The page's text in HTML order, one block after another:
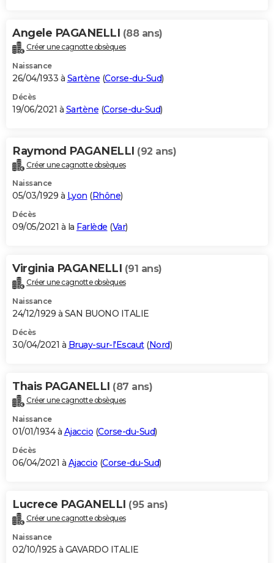
Angele PAGANELLI (88 ans)
Créer une cagnotte obsèques
Naissance
26/04/1933 à Sartène (Corse-du-Sud)
Décès
19/06/2021 à Sartène (Corse-du-Sud)
Raymond PAGANELLI (92 ans)
Créer une cagnotte obsèques
Naissance
05/03/1929 à Lyon (Rhône)
Décès
09/05/2021 à la Farlède (Var)
Virginia PAGANELLI (91 ans)
Créer une cagnotte obsèques
Naissance
24/12/1929 à SAN BUONO ITALIE
Décès
30/04/2021 à Bruay-sur-l'Escaut(Nord)
Thais PAGANELLI (87 ans)
Créer une cagnotte obsèques
Naissance
01/01/1934 à Ajaccio (Corse-du-Sud)
Décès
06/04/2021 à Ajaccio (Corse-du-Sud)
Lucrece PAGANELLI (95 ans)
Créer une cagnotte obsèques
Naissance
02/10/1925 à GAVARDO ITALIE